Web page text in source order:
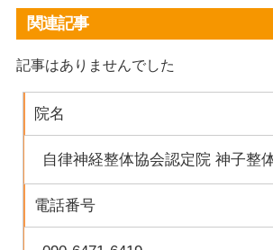
関連記事
記事はありませんでした
院名
自律神経整体協会認定院 神子整
電話番号